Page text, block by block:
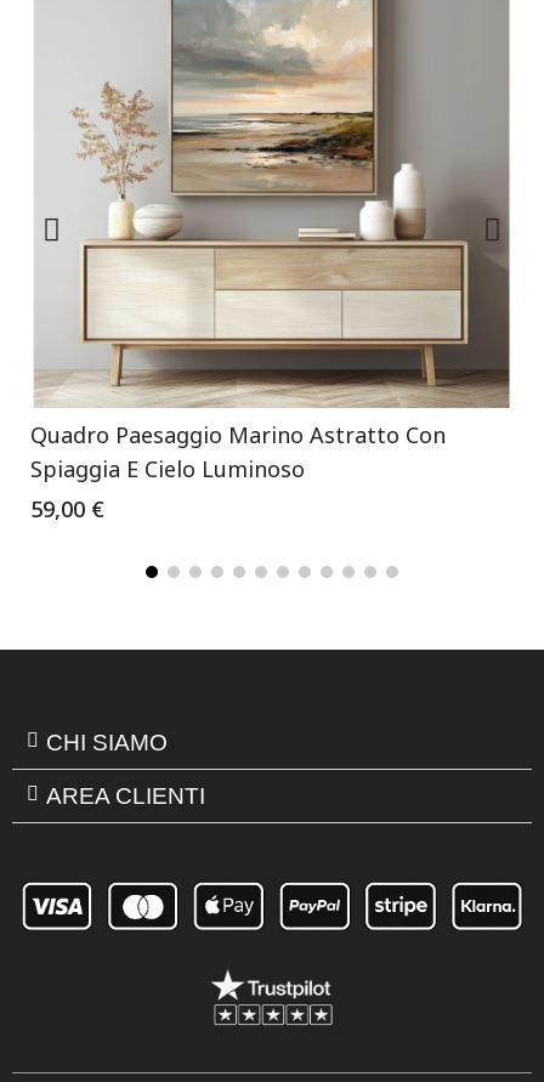
Quadro Paesaggio Marino Astratto Con
Spiaggia E Cielo Luminoso
59,00 €
CHI SIAMO
AREA CLIENTI